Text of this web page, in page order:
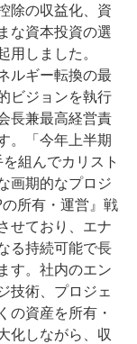
除の収益化、資
な資本投資の選
しました。
ルギー転換の最
ビジョンを執行
長兼最高経営責
。「今年上半期
組んでカリスト
画期的なプロジ
所有・運営』戦
せており、エナ
る持続可能で長
す。社内のエン
技術、プロジェ
の資産を所有・
化しながら、収